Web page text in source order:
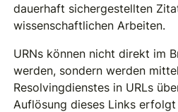
dauerhaft sichergestellten
wissenschaftlichen Arbeiten.
URNs können nicht direkt im
werden, sondern werden
Resolvingdienstes in URLs
Auflösung dieses Links